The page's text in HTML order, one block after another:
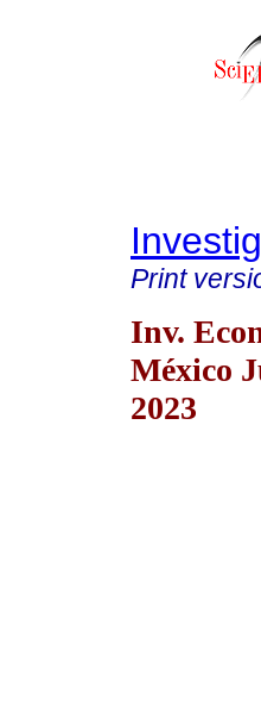
Print
Inv.
México
2023